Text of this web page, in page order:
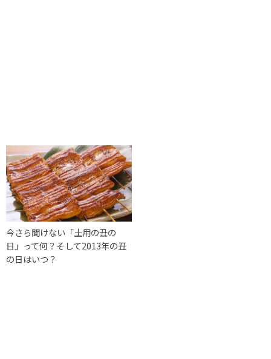
今さら聞けない「土用の丑の
日」って何？そして2013年の丑
の日はいつ？